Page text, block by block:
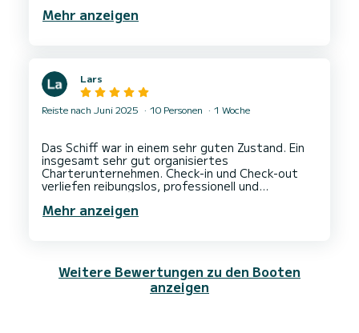
Mehr anzeigen
Lars
Reiste nach Juni 2025 10 Personen 1 Woche
Das Schiff war in einem sehr guten Zustand. Ein
insgesamt sehr gut organisiertes
Charterunternehmen. Check-in und Check-out
verliefen reibungslos, professionell und
Mehr anzeigen
Weitere Bewertungen zu den Booten
anzeigen